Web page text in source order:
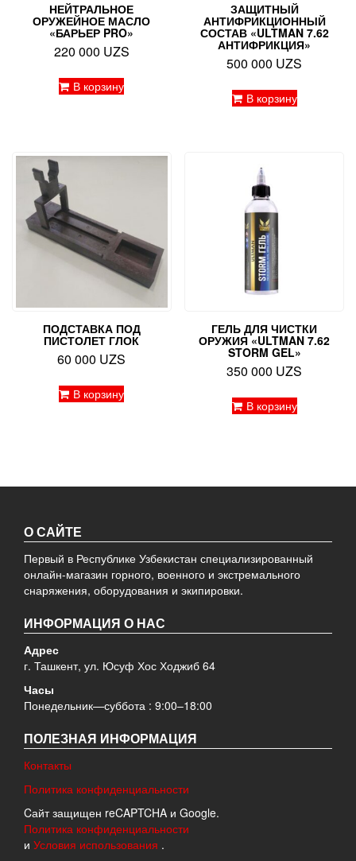
НЕЙТРАЛЬНОЕ
ОРУЖЕЙНОЕ МАСЛО
«БАРЬЕР PRO»
220 000 UZS
В корзину
ЗАЩИТНЫЙ
АНТИФРИКЦИОННЫЙ
СОСТАВ «ULTMAN 7.62
АНТИФРИКЦИЯ»
500 000 UZS
В корзину
ПОДСТАВКА ПОД
ПИСТОЛЕТ ГЛОК
60 000 UZS
В корзину
ГЕЛЬ ДЛЯ ЧИСТКИ
ОРУЖИЯ «ULTMAN 7.62
STORM GEL»
350 000 UZS
В корзину
О САЙТЕ
Первый в Республике Узбекистан специализированный
онлайн-магазин горного, военного и экстремального
снаряжения, оборудования и экипировки.
ИНФОРМАЦИЯ О НАС
Адрес
г. Ташкент, ул. Юсуф Хос Ходжиб 64
Часы
Понедельник—суббота : 9:00–18:00
ПОЛЕЗНАЯ ИНФОРМАЦИЯ
Контакты
Политика конфиденциальности
Cайт защищен reCAPTCHA и Google.
Политика конфиденциальности
и Условия использования .